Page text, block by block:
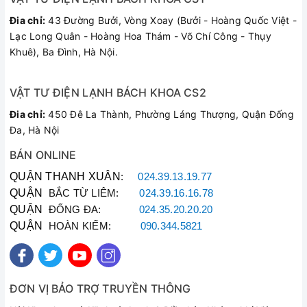
Đia chỉ: 43 Đường Bưởi, Vòng Xoay (Bưởi - Hoàng Quốc Việt -
Lạc Long Quân - Hoàng Hoa Thám - Võ Chí Công - Thụy
Khuê), Ba Đình, Hà Nội.
VẬT TƯ ĐIỆN LẠNH BÁCH KHOA CS2
Đia chỉ: 450 Đê La Thành, Phường Láng Thượng, Quận Đống
Đa, Hà Nội
BÁN ONLINE
QUẬN THANH XUÂN :024.39.13.19.77
QUẬN BẮC TỪ LIÊM:024.39.16.16.78
QUẬN ĐỐNG ĐA: 024.35.20.20.20
QUẬN HOÀN KIẾM: 090.344.5821
ĐƠN VỊ BẢO TRỢ TRUYỀN THÔNG